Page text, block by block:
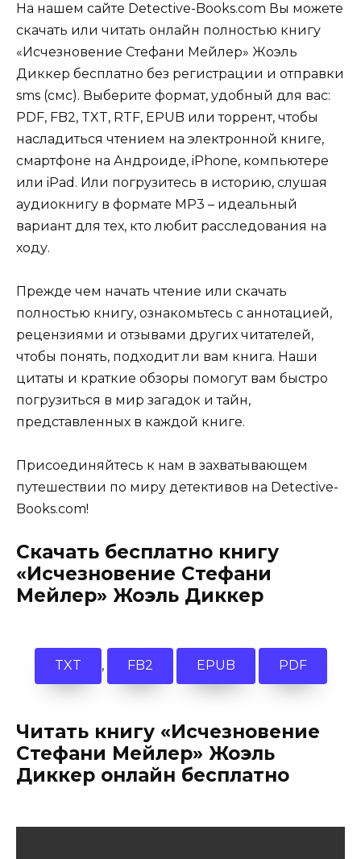
На нашем сайте Detective-Books.com Вы можете
скачать или читать онлайн полностью книгу
«Исчезновение Стефани Мейлер» Жоэль
Диккер бесплатно без регистрации и отправки
sms (смс). Выберите формат, удобный для вас:
PDF, FB2, TXT, RTF, EPUB или торрент, чтобы
насладиться чтением на электронной книге,
смартфоне на Андроиде, iPhone, компьютере
или iPad. Или погрузитесь в историю, слушая
аудиокнигу в формате MP3 – идеальный
вариант для тех, кто любит расследования на
ходу.
Прежде чем начать чтение или скачать
полностью книгу, ознакомьтесь с аннотацией,
рецензиями и отзывами других читателей,
чтобы понять, подходит ли вам книга. Наши
цитаты и краткие обзоры помогут вам быстро
погрузиться в мир загадок и тайн,
представленных в каждой книге.
Присоединяйтесь к нам в захватывающем
путешествии по миру детективов на Detective-
Books.com!
Скачать бесплатно книгу
«Исчезновение Стефани
Мейлер» Жоэль Диккер
TXT , FB2 EPUB PDF
Читать книгу «Исчезновение
Стефани Мейлер» Жоэль
Диккер онлайн бесплатно